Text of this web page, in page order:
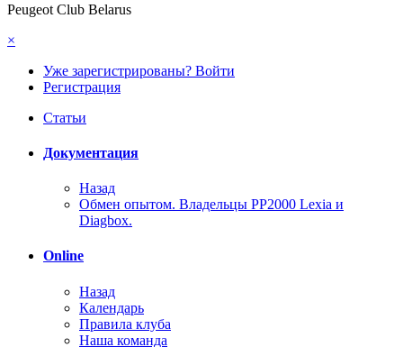
Peugeot Club Belarus
×
Уже зарегистрированы? Войти
Регистрация
Статьи
Документация
Назад
Обмен опытом. Владельцы PP2000 Lexia и
Diagbox.
Online
Назад
Календарь
Правила клуба
Наша команда